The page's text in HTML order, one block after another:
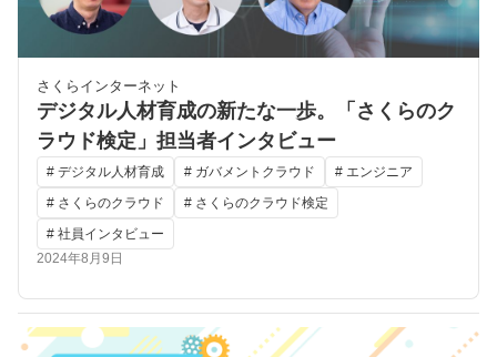
さくらインターネット
デジタル人材育成の新たな一歩。「さくらのク
ラウド検定」担当者インタビュー
# デジタル人材育成 # ガバメントクラウド
# エンジニア
# さくらのクラウド
# さくらのクラウド検定
# 社員インタビュー
2024年8月9日